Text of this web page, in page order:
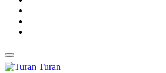
Turan